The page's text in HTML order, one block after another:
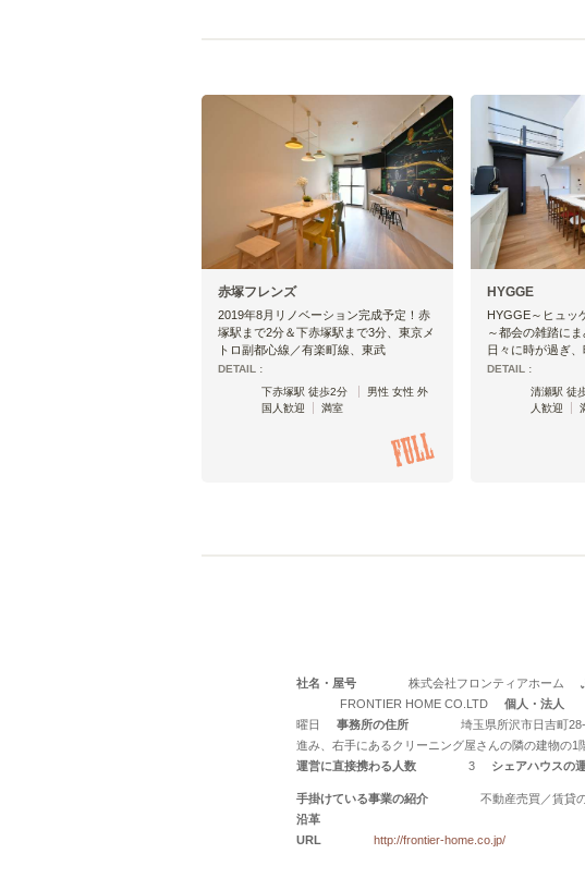
赤塚フレンズ
2019年8月リノベーション完成予定！赤
塚駅まで2分＆下赤塚駅まで3分、東京メ
トロ副都心線／有楽町線、東武
DETAIL :
下赤塚駅 徒歩2分
男性 女性 外
国人歓迎
満室
HYGGE
HYGGE～ヒュッ
～都会の雑踏に
日々に時が過ぎ
DETAIL :
清瀬駅 徒
人歓迎
社名・屋号 株式会社フロンティアホーム
FRONTIER HOME CO.LTD
個人・法人
曜日
事務所の住所 埼玉県所沢市日吉町
進み、右手にあるクリーニング屋さんの隣の建物の1
運営に直接携わる人数
3 シェアハウスの
手掛けている事業の紹介
不動産売買／賃貸
沿革
URL
http://frontier-home.co.jp/